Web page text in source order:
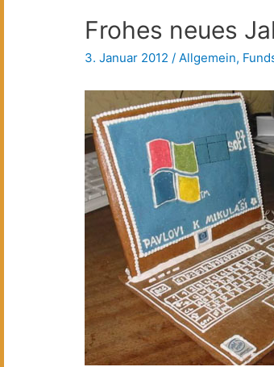
Frohes neues
3. Januar 2012 /Allgemein,